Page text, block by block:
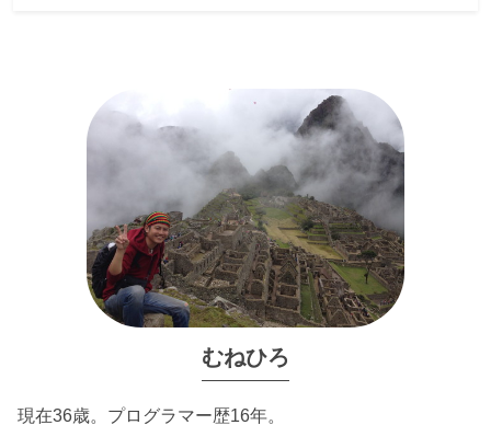
むねひろ
現在36歳。プログラマー歴16年。